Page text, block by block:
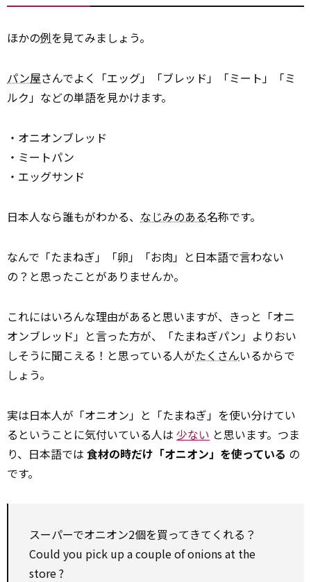
ほかの例を見てみましょう。
パン屋さんでよく「エッグ」「ブレッド」「ミート」「ミ
ルク」などの単語を見かけます。
・オニオンブレッド
・ミートパン
・エッグサンド
日本人なら誰もがわかる、 なじみのある名称です。
なんで「たまねぎ」「卵」「お肉」と日本語で言わない
の？と思ったことがありませんか。
これにはいろんな理由があると思いますが、きっと「オニ
オンブレッド」と言った方が、「たまねぎパン」よりおい
しそうに聞こえる！と思っている人がたくさんいるからで
しょう。
実は日本人が「オニオン」と「たまねぎ」を使い分けてい
るということに気付いている人は 少ない と思います。つま
り、日本語では 食材の時だけ「オニオン」を使っている の
です。
スーパーでオニオン2個を買ってきてくれる？
Could you pick upa couple of onions at the
store?